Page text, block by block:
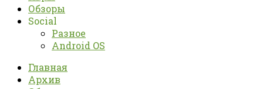
Обзоры
Social
Разное
Android OS
Главная
Архив